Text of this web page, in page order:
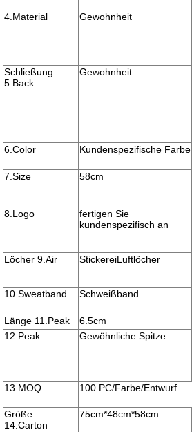
4.Material Gewohnheit
Schließung
5.Back
Gewohnheit
6.Color Kundenspezifische Farbe
7.Size
58cm
8.Logo
fertigen Sie
kundenspezifisch an
Löcher 9.Air StickereiLuftlöcher
10.Sweatband Schweißband
Länge 11.Peak
6.5cm
12.Peak
Gewöhnliche Spitze
13.MOQ 100 PC/Farbe/Entwurf
Größe
14.Carton
75cm*48cm*58cm